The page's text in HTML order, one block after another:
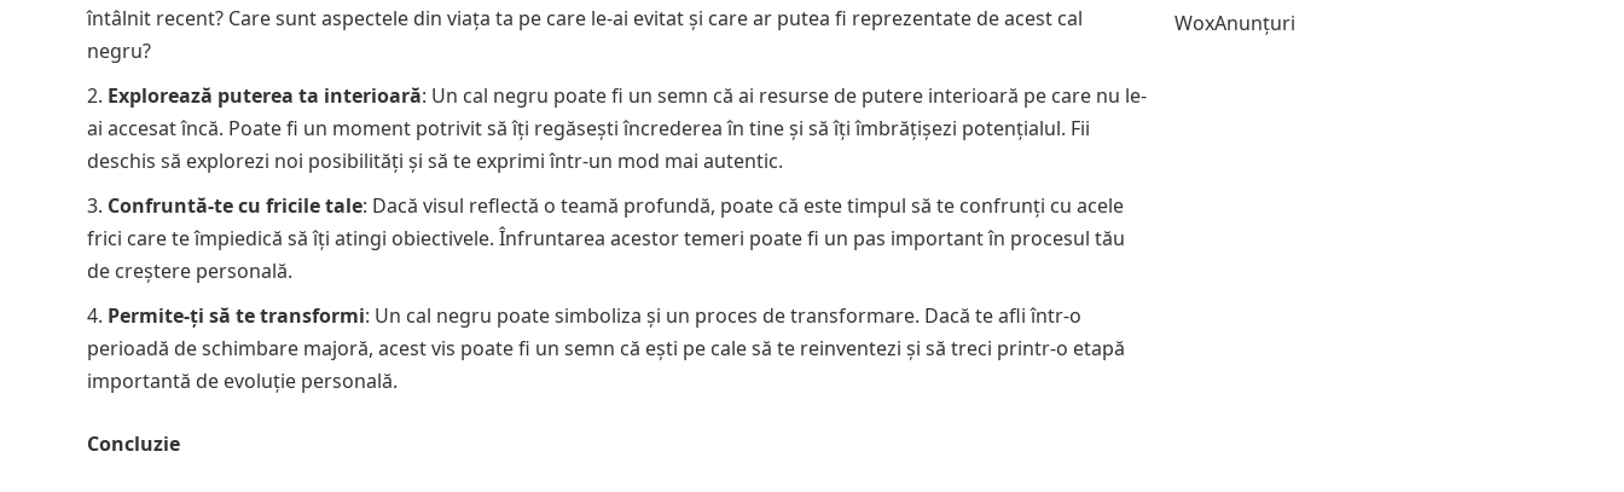
întâlnit recent? Care sunt aspectele din viața ta pe care le-ai evitat și care ar putea fi reprezentate de acest cal
negru?
Explorează puterea ta interioară: Un cal negru poate fi un semn că ai resurse de putere interioară pe care nu le-
ai accesat încă. Poate fi un moment potrivit să îți regăsești încrederea în tine și să îți îmbrățișezi potențialul. Fii
deschis să explorezi noi posibilități și să te exprimi într-un mod mai autentic.
Confruntă-te cu fricile tale: Dacă visul reflectă o teamă profundă, poate că este timpul să te confrunți cu acele
frici care te împiedică să îți atingi obiectivele. Înfruntarea acestor temeri poate fi un pas important în procesul tău
de creștere personală.
Permite-ți să te transformi: Un cal negru poate simboliza și un proces de transformare. Dacă te afli într-o
perioadă de schimbare majoră, acest vis poate fi un semn că ești pe cale să te reinventezi și să treci printr-o etapă
importantă de evoluție personală.
Concluzie
WoxAnunțuri